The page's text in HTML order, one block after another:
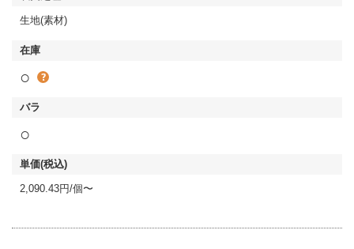
生地(素材)
○
○
2,090.43円/個〜